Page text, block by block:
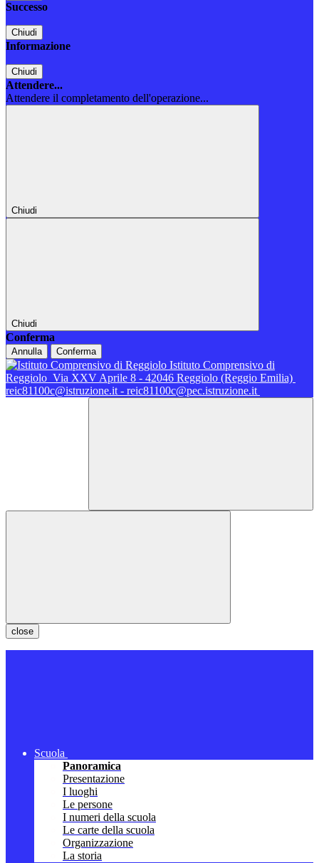
Successo
Chiudi
Informazione
Chiudi
Attendere...
Attendere il completamento dell'operazione...
Chiudi
Chiudi
Conferma
Annulla Conferma
Istituto Comprensivo di
Reggiolo Via XXV Aprile 8 - 42046 Reggiolo (Reggio Emilia)
reic81100c@istruzione.it - reic81100c@pec.istruzione.it
close
Scuola
Panoramica
Presentazione
I luoghi
Le persone
I numeri della scuola
Le carte della scuola
Organizzazione
La storia